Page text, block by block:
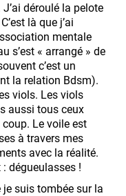
déroulé la pelote
là que j’ai
mentale
s’est « arrangé » de
c’est un
la relation Bdsm).
viols. Les viols
aussi tous ceux
coup. Le voile est
à travers mes
avec la réalité.
dégueulasses !
je suis tombée sur la